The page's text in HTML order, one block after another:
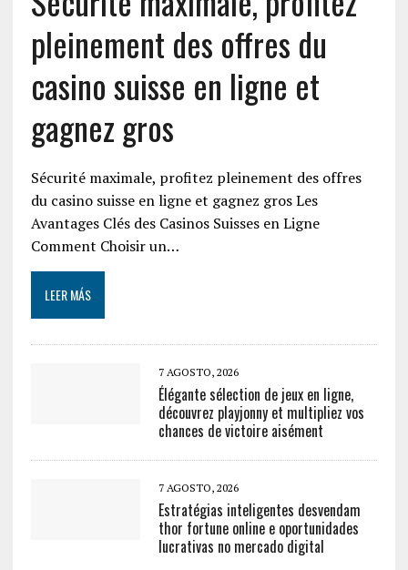
pleinement des offres du
casino suisse en ligne et
gagnez gros
Sécurité maximale, profitez pleinement des offres
du casino suisse en ligne et gagnez gros Les
Avantages Clés des Casinos Suisses en Ligne
Comment Choisir un…
LEER MÁS
7 AGOSTO, 2026
Élégante sélection de jeux en ligne,
découvrez playjonny et multipliez vos
chances de victoire aisément
7 AGOSTO, 2026
Estratégias inteligentes desvendam
thor fortune online e oportunidades
lucrativas no mercado digital